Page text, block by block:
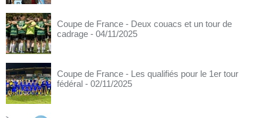
Coupe de France - Deux couacs et un tour de
cadrage - 04/11/2025
Coupe de France - Les qualifiés pour le 1er tour
fédéral - 02/11/2025